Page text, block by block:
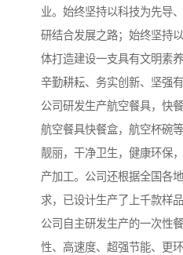
业。始终坚持以科技为先导
研结合发展之路；始终坚持
体打造建设一支具有文明素
辛勤耕耘、务实创新、坚强
公司研发生产航空餐具，快
航空餐具快餐盒，航空杯碗
靓丽，干净卫生，健康环保
产加工。公司还根据全国各
求，已设计生产了上千款样品
公司自主研发生产的一次性
性、高速度、超强节能、更